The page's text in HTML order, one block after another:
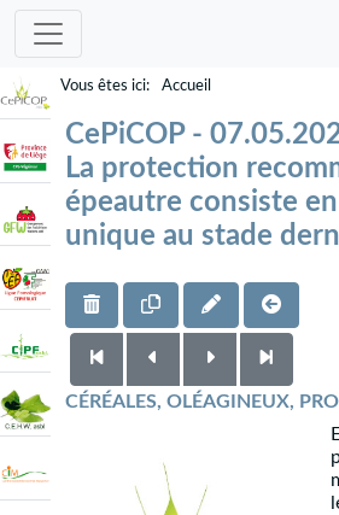
Accueil
CePiCOP -
La protection
épeautre consiste
unique au stade
CÉRÉALES, OLÉAGINEUX,